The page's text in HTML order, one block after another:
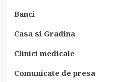
Banci
Casa si Gradina
Clinici medicale
Comunicate de presa